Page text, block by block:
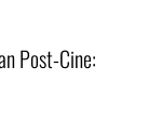
Post-Cine: